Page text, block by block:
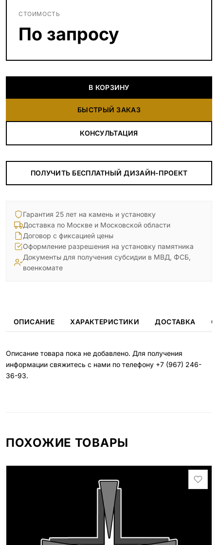
СТОИМОСТЬ
По запросу
В КОРЗИНУ
БЫСТРЫЙ ЗАКАЗ
КОНСУЛЬТАЦИЯ
ПОЛУЧИТЬ БЕСПЛАТНЫЙ ДИЗАЙН-ПРОЕКТ
Гарантия 25 лет на камень и установку
Доставка по Москве и Московской области
Договор с фиксацией цены
Оформление разрешения на установку памятника
Документы для получения субсидии в МВД, ФСБ,
военкомате
ОПИСАНИЕ ХАРАКТЕРИСТИКИ ДОСТАВКА
Описание товара пока не добавлено. Для получения
информации свяжитесь с нами по телефону +7 (967) 246-
36-93.
ПОХОЖИЕ ТОВАРЫ